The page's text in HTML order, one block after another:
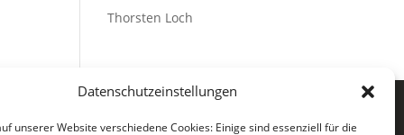
Datenschutzeinstellungen
unserer Website verschiedene Cookies: Einige sind essenziell für die
Thorsten Loch